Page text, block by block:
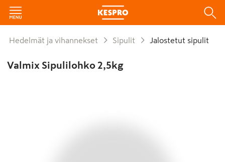
Hedelmät ja vihannekset Sipulit Jalostetut sipulit
Valmix Sipulilohko 2,5kg